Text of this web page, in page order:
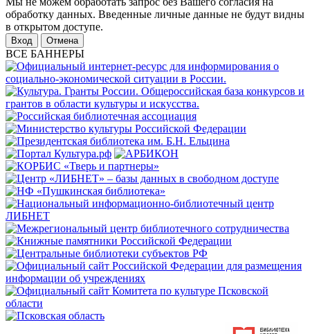
обработку данных. Введенные личные данные не будут видны
в открытом доступе.
Отмена
ВСЕ БАННЕРЫ